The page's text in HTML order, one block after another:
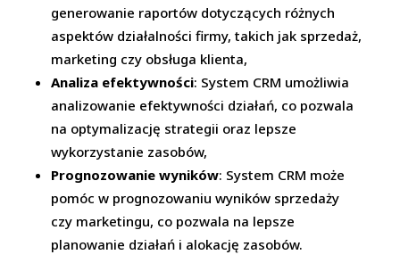
generowanie raportów dotyczących różnych
aspektów działalności firmy, takich jak sprzedaż,
marketing czy obsługa klienta,
Analiza efektywności: System CRM umożliwia
analizowanie efektywności działań, co pozwala
na optymalizację strategii oraz lepsze
wykorzystanie zasobów,
Prognozowanie wyników: System CRM może
pomóc w prognozowaniu wyników sprzedaży
czy marketingu, co pozwala na lepsze
planowanie działań i alokację zasobów.